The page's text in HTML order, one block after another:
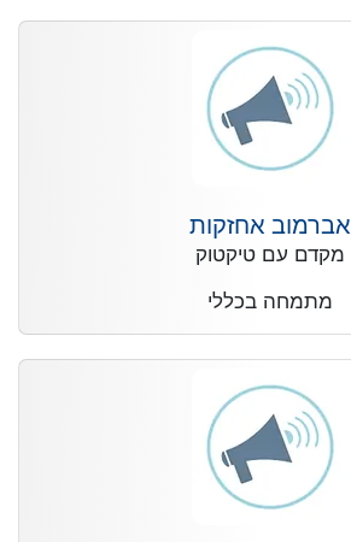
אברמוב אחזקות
מקדם עם טיקטוק
מתמחה בכללי